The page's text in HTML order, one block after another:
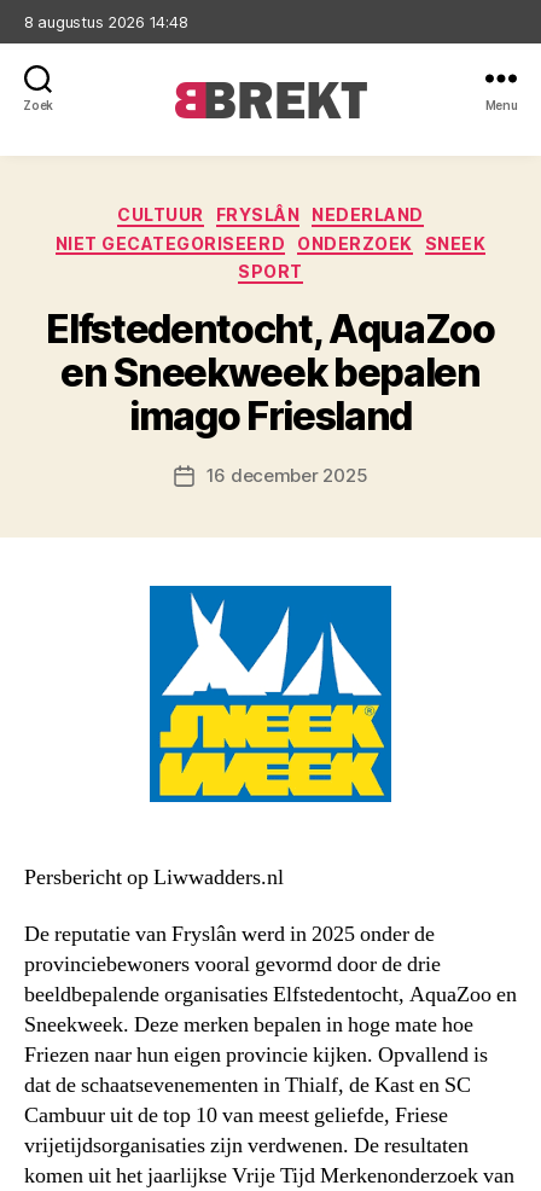
8 augustus 2026 14:48
Zoek Menu
Categorieën
CULTUUR FRYSLÂN
NEDERLAND
NIET GECATEGORISEERD
ONDERZOEK
SNEEK
SPORT
Elfstedentocht, AquaZoo
en Sneekweek bepalen
imago Friesland
Berichtdatum
16 december 2025
Persbericht op Liwwadders.nl
De reputatie van Fryslân werd in 2025 onder de
provinciebewoners vooral gevormd door de drie
beeldbepalende organisaties Elfstedentocht, AquaZoo en
Sneekweek. Deze merken bepalen in hoge mate hoe
Friezen naar hun eigen provincie kijken. Opvallend is
dat de schaatsevenementen in Thialf, de Kast en SC
Cambuur uit de top 10 van meest geliefde, Friese
vrijetijdsorganisaties zijn verdwenen. De resultaten
komen uit het jaarlijkse Vrije Tijd Merkenonderzoek van